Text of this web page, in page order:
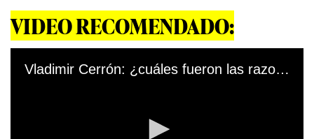
VIDEO RECOMENDADO:
Vladimir Cerrón: ¿cuáles fueron las razones del juez para incautar S/850 de la reparación civil?